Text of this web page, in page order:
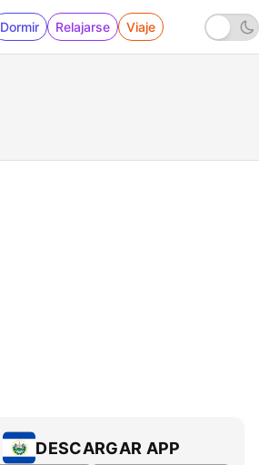
Dormir Relajarse Viaje
DESCARGAR APP